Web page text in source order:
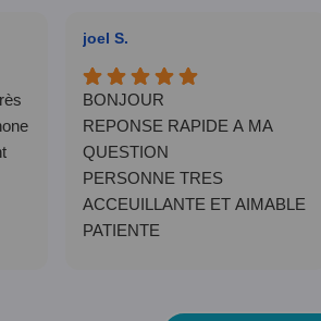
joel S.
BONJOUR
REPONSE RAPIDE A MA
QUESTION
PERSONNE TRES
ACCEUILLANTE ET AIMABLE
PATIENTE